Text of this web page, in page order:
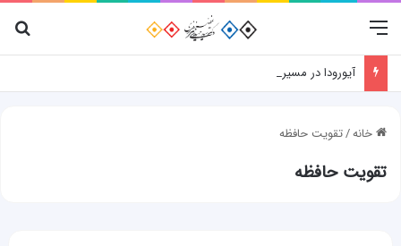
منو
آیورودا در مسیر جهانی‌شدن؛ نقش پژوهش، فناوری و شواهد علمی
خانه/تقویت حافظه
تقویت حافظه